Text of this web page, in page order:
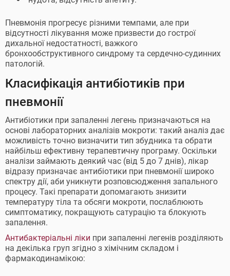
Пневмонія прогресує різними темпами, але при
відсутності лікування може призвести до гострої
дихальної недостатності, важкого
бронхообструктивного синдрому та сердечно-судинних
патологій.
Класифікація антибіотиків при
пневмонії
Антибіотики при запаленні легень призначаються на
основі лабораторних аналізів мокроти: такий аналіз дає
можливість точно визначити тип збудника та обрати
найбільш ефективну терапевтичну програму. Оскільки
аналізи займають деякий час (від 5 до 7 днів), лікар
відразу призначає антибіотики при пневмонії широко
спектру дії, аби уникнути розповсюдження запального
процесу. Такі препарати допомагають знизити
температуру тіла та обсяги мокроти, послаблюють
симптоматику, покращують сатурацію та блокують
запалення.
Антибактеріальні ліки при запаленні легенів розділяють
на декілька груп згідно з хімічним складом і
фармакодинамікою: